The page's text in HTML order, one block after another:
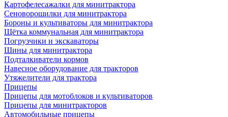
Картофелесажалки для минитрактора
Сеноворошилки для минитрактора
Бороны и культиваторы для минитрактора
Щётка коммунальная для минитрактора
Погрузчики и экскаваторы
Шины для минитрактора
Подталкиватели кормов
Навесное оборудование для тракторов
Утяжелители для трактора
Прицепы
Прицепы для мотоблоков и культиваторов
Прицепы для минитракторов
Автомобильные прицепы